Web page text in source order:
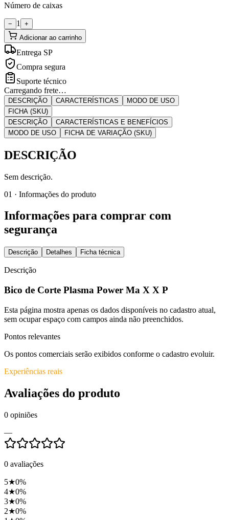
Número de caixas
− 1
+
Adicionar ao carrinho
Entrega SP
Compra segura
Suporte técnico
Carregando frete…
DESCRIÇÃO CARACTERÍSTICAS
MODO DE USO
FICHA (SKU)
DESCRIÇÃO
CARACTERÍSTICAS E BENEFÍCIOS
MODO DE USO
FICHA DE VARIAÇÃO (SKU)
DESCRIÇÃO
Sem descrição.
01 · Informações do produto
Informações para comprar com
segurança
Descrição Detalhes Ficha técnica
Descrição
Bico de Corte Plasma Power Ma X X P
Esta página mostra apenas os dados disponíveis no cadastro atual,
sem ocupar espaço com campos ainda não preenchidos.
Pontos relevantes
Os pontos comerciais serão exibidos conforme o cadastro evoluir.
Experiências reais
Avaliações do produto
0 opiniões
—
0 avaliações
5★0%
4★0%
3★0%
2★0%